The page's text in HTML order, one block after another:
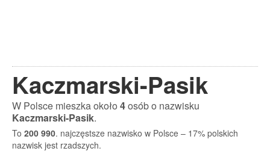
Kaczmarski-Pasik
W Polsce mieszka około4osób o nazwisku
Kaczmarski-Pasik.
To 200 990. najczęstsze nazwisko w Polsce – 17% polskich
nazwisk jest rzadszych.